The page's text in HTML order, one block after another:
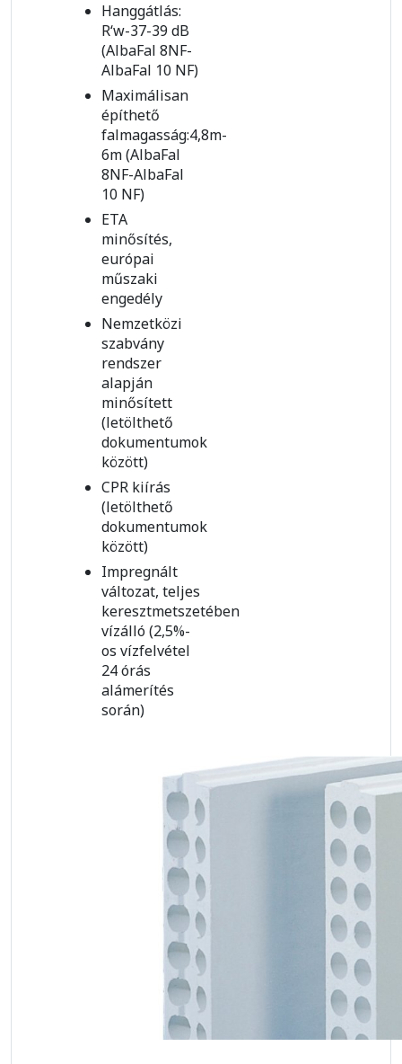
Hanggátlás:
R‘w-37-39 dB
(AlbaFal 8NF-
AlbaFal 10 NF)
Maximálisan
építhető
falmagasság:4,8m-
6m (AlbaFal
8NF-AlbaFal
10 NF)
ETA
minősítés,
európai
műszaki
engedély
Nemzetközi
szabvány
rendszer
alapján
minősített
(letölthető
dokumentumok
között)
CPR kiírás
(letölthető
dokumentumok
között)
Impregnált
változat, teljes
keresztmetszetében
vízálló (2,5%-
os vízfelvétel
24 órás
alámerítés
során)